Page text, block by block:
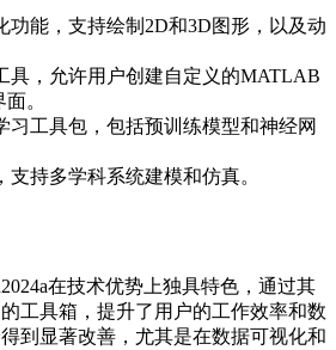
功能，支持绘制2D和3D图形，以及动
具，允许用户创建自定义的MATLAB
。
习工具包，包括预训练模型和神经网
支持多学科系统建模和仿真。
在技术优势上独具特色，通过其
工具箱，提升了用户的工作效率和数
到显著改善，尤其是在数据可视化和